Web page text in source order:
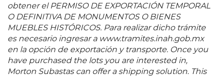
obtener el PERMISO DE EXPORTACIÓN TEMPORAL
O DEFINITIVA DE MONUMENTOS O BIENES
MUEBLES HISTÓRICOS. Para realizar dicho trámite
es necesario ingresar a www.tramites.inah.gob.mx
en la opción de exportación y transporte. Once you
have purchased the lots you are interested in,
Morton Subastas can offer a shipping solution. This